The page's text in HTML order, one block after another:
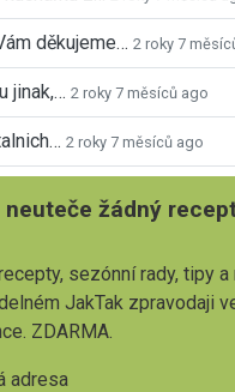
děkujeme… 2 roky 7
jinak,… 2 roky 7 měsíců ago
2 roky 7 měsíců ago
neuteče žádný
sezónní rady, tipy a
JakTak zpravodaji
ZDARMA.
adresa